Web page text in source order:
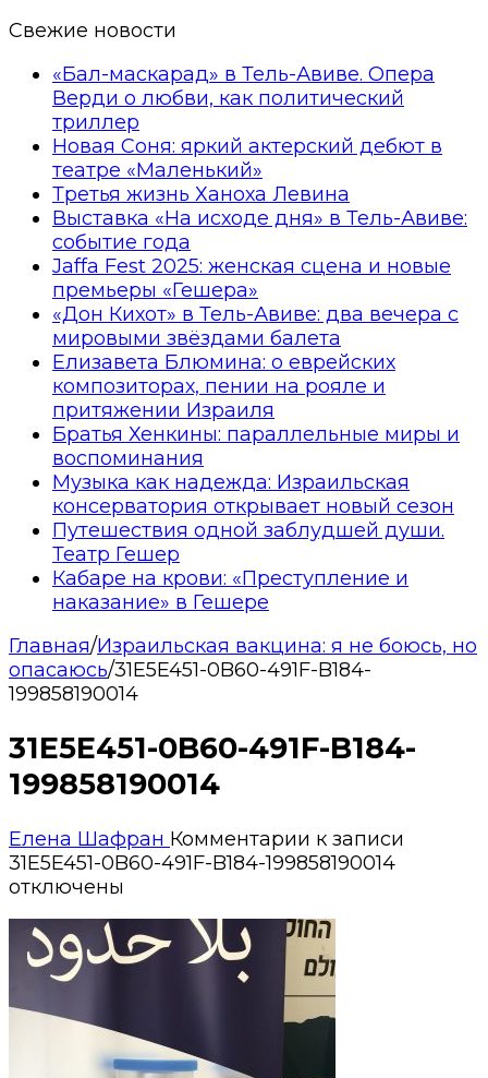
Свежие новости
«Бал-маскарад» в Тель-Авиве. Опера
Верди о любви, как политический
триллер
Новая Соня: яркий актерский дебют в
театре «Маленький»
Третья жизнь Ханоха Левина
Выставка «На исходе дня» в Тель-Авиве:
событие года
Jaffa Fest 2025: женская сцена и новые
премьеры «Гешера»
«Дон Кихот» в Тель-Авиве: два вечера с
мировыми звёздами балета
Елизавета Блюмина: о еврейских
композиторах, пении на рояле и
притяжении Израиля
Братья Хенкины: параллельные миры и
воспоминания
Музыка как надежда: Израильская
консерватория открывает новый сезон
Путешествия одной заблудшей души.
Театр Гешер
Кабаре на крови: «Преступление и
наказание» в Гешере
Главная/Израильская вакцина: я не боюсь, но
опасаюсь/31E5E451-0B60-491F-B184-
199858190014
31E5E451-0B60-491F-B184-
199858190014
Елена Шафран Комментарии к записи
31E5E451-0B60-491F-B184-199858190014
отключены